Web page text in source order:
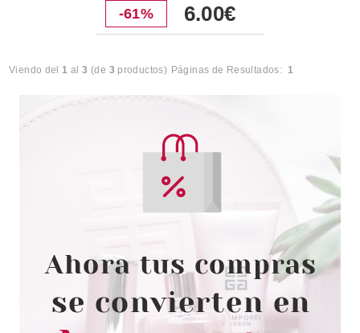
-61% 6.00€
Viendo del1 al3 (de 3 productos) Páginas de Resultados: 1